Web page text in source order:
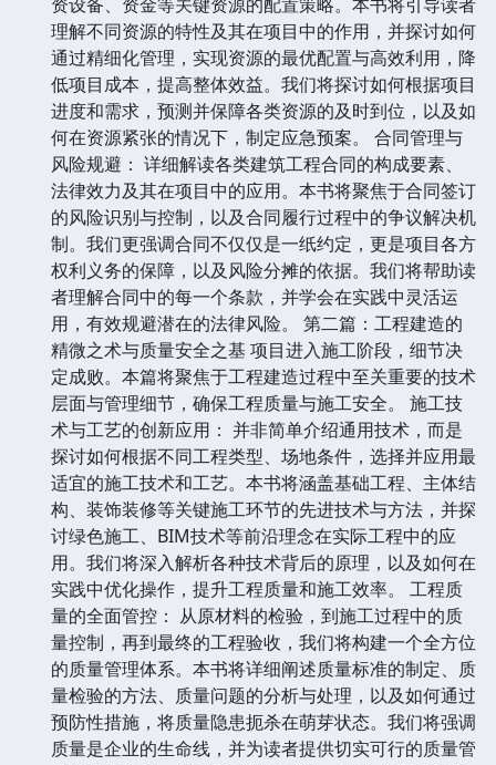
理解不同资源的特性及其在项目中的作用，并探讨如何
通过精细化管理，实现资源的最优配置与高效利用，降
低项目成本，提高整体效益。我们将探讨如何根据项目
进度和需求，预测并保障各类资源的及时到位，以及如
何在资源紧张的情况下，制定应急预案。 合同管理与
风险规避： 详细解读各类建筑工程合同的构成要素、
法律效力及其在项目中的应用。本书将聚焦于合同签订
的风险识别与控制，以及合同履行过程中的争议解决机
制。我们更强调合同不仅仅是一纸约定，更是项目各方
权利义务的保障，以及风险分摊的依据。我们将帮助读
者理解合同中的每一个条款，并学会在实践中灵活运
用，有效规避潜在的法律风险。 第二篇：工程建造的
精微之术与质量安全之基 项目进入施工阶段，细节决
定成败。本篇将聚焦于工程建造过程中至关重要的技术
层面与管理细节，确保工程质量与施工安全。 施工技
术与工艺的创新应用： 并非简单介绍通用技术，而是
探讨如何根据不同工程类型、场地条件，选择并应用最
适宜的施工技术和工艺。本书将涵盖基础工程、主体结
构、装饰装修等关键施工环节的先进技术与方法，并探
讨绿色施工、BIM技术等前沿理念在实际工程中的应
用。我们将深入解析各种技术背后的原理，以及如何在
实践中优化操作，提升工程质量和施工效率。 工程质
量的全面管控： 从原材料的检验，到施工过程中的质
量控制，再到最终的工程验收，我们将构建一个全方位
的质量管理体系。本书将详细阐述质量标准的制定、质
量检验的方法、质量问题的分析与处理，以及如何通过
预防性措施，将质量隐患扼杀在萌芽状态。我们将强调
质量是企业的生命线，并为读者提供切实可行的质量管